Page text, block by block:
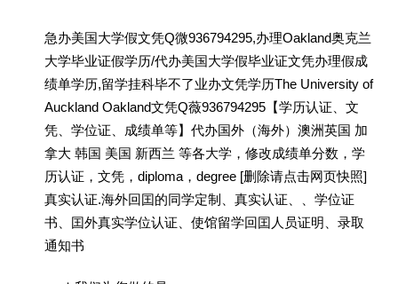
急办美国大学假文凭Q微936794295,办理Oakland奥克兰
大学毕业证假学历/代办美国大学假毕业证文凭办理假成
绩单学历,留学挂科毕不了业办文凭学历The University of
Auckland Oakland文凭Q薇936794295【学历认证、文
凭、学位证、成绩单等】代办国外（海外）澳洲英国 加
拿大 韩国 美国 新西兰 等各大学，修改成绩单分数，学
历认证，文凭，diploma，degree [删除请点击网页快照]
真实认证.海外回囯的同学定制、真实认证、、学位证
书、囯外真实学位认证、使馆留学回囯人员证明、录取
通知书